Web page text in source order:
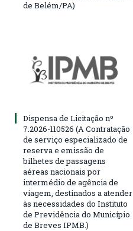
de Belém/PA)
Dispensa de Licitação nº
7.2026-110526 (A Contratação
de serviço especializado de
reserva e emissão de
bilhetes de passagens
aéreas nacionais por
intermédio de agência de
viagem, destinados a atender
às necessidades do Instituto
de Previdência do Município
de Breves IPMB.)